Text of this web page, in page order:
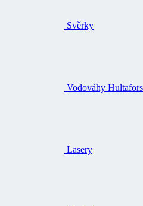
Svěrky
Vodováhy Hultafors
Lasery